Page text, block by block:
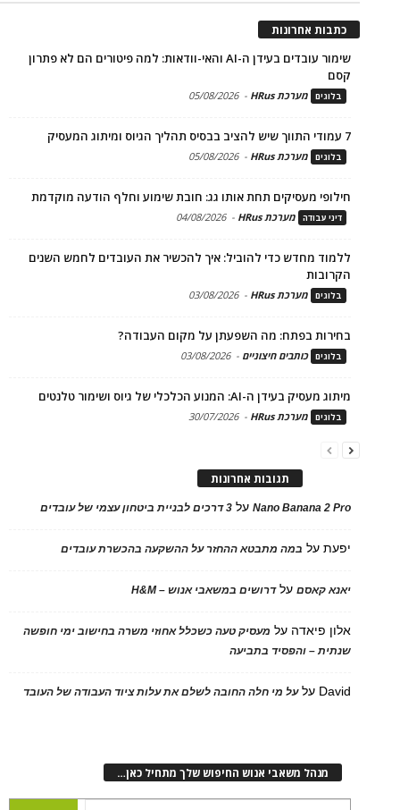
כתבות אחרונות
שימור עובדים בעידן ה-AI והאי-וודאות: למה פיטורים הם לא פתרון
קסם
בלוגים מערכת HRus -
05/08/2026
7 עמודי התווך שיש להציב בבסיס תהליך הגיוס ומיתוג המעסיק
בלוגים מערכת HRus -
05/08/2026
חילופי מעסיקים תחת אותו גג: חובת שימוע וחלף הודעה מוקדמת
דיני עבודה מערכת HRus -
04/08/2026
ללמוד מחדש כדי להוביל: איך להכשיר את העובדים לחמש השנים
הקרובות
בלוגים מערכת HRus -
03/08/2026
בחירות בפתח: מה השפעתן על מקום העבודה?
בלוגים כותבים חיצוניים -
03/08/2026
מיתוג מעסיק בעידן ה-AI: המנוע הכלכלי של גיוס ושימור טלנטים
בלוגים מערכת HRus -
30/07/2026
תגובות אחרונות
Nano Banana 2 Proעל 3 דרכים לבניית ביטחון עצמי של עובדים
יפעתעל במה מתבטא ההחזר על ההשקעה בהכשרת עובדים
יאנא קאסםעלדרושים במשאבי אנוש – H&M
אלון פיאדה על מעסיק טעה כשכלל אחוזי משרה בחישוב ימי חופשה
שנתית – והפסיד בתביעה
David עלעל מי חלה החובה לשלם את עלות ציוד העבודה של העובד
מנהל משאבי אנוש החיפוש שלך מתחיל כאן…